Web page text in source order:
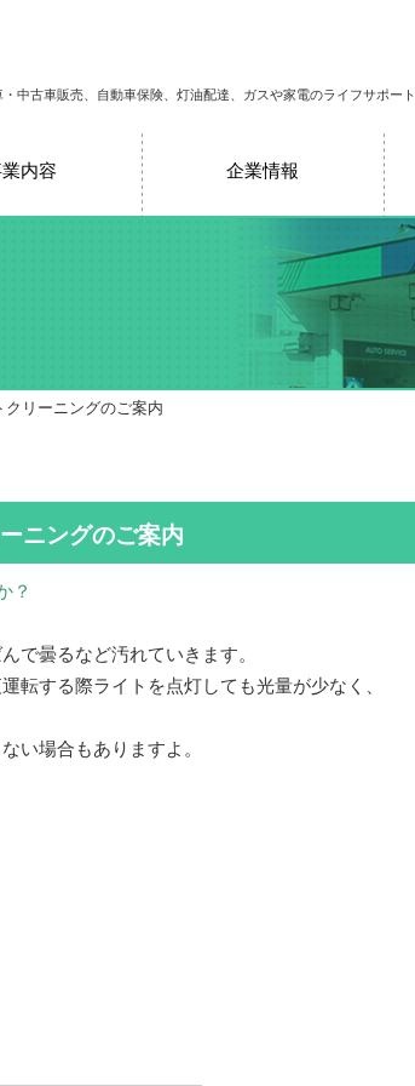
中古車販売、自動車保険、灯油配達、ガスや家電のライフサポート
内容 企業情報
リーニングのご案内
ニングのご案内
？
で曇るなど汚れていきます。
転する際ライトを点灯しても光量が少なく、
い場合もありますよ。